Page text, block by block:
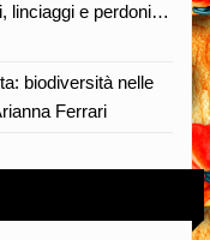
linciaggi e perdoni…
biodiversità nelle
Ferrari